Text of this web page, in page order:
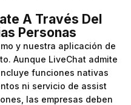
A Través Del
Personas
y nuestra aplicación de
Aunque LiveChat admite
funciones nativas
ni servicio de assist
las empresas deben